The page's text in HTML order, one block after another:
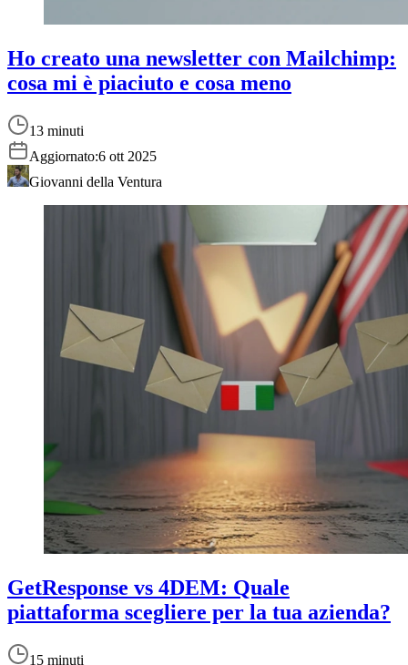
Ho creato una newsletter con Mailchimp:
cosa mi è piaciuto e cosa meno
13 minuti
Aggiornato:6 ott 2025
Giovanni della Ventura
GetResponse vs 4DEM: Quale
piattaforma scegliere per la tua azienda?
15 minuti